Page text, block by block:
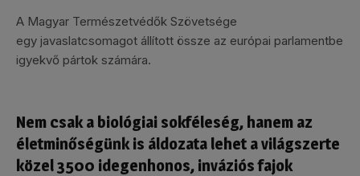
A Magyar Természetvédők Szövetsége
egy javaslatcsomagot állított össze az európai parlamentbe
igyekvő pártok számára.
Nem csak a biológiai sokféleség, hanem az
életminőségünk is áldozata lehet a világszerte
közel 3500 idegenhonos, inváziós fajok